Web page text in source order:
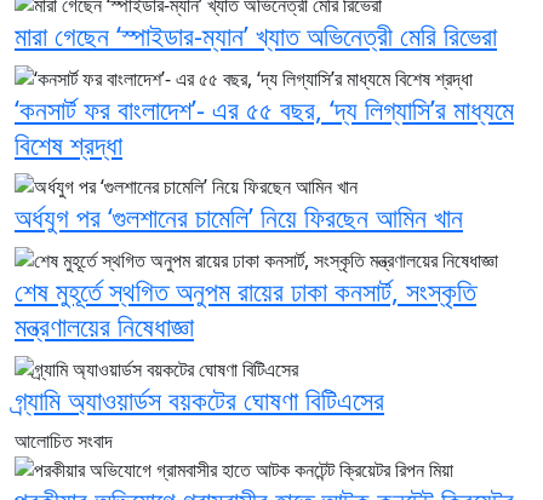
মারা গেছেন ‘স্পাইডার-ম্যান’ খ্যাত অভিনেত্রী মেরি রিভেরা
‘কনসার্ট ফর বাংলাদেশ’- এর ৫৫ বছর, ‘দ্য লিগ্যাসি’র মাধ্যমে
বিশেষ শ্রদ্ধা
অর্ধযুগ পর ‘গুলশানের চামেলি’ নিয়ে ফিরছেন আমিন খান
শেষ মুহূর্তে স্থগিত অনুপম রায়ের ঢাকা কনসার্ট, সংস্কৃতি
মন্ত্রণালয়ের নিষেধাজ্ঞা
গ্র্যামি অ্যাওয়ার্ডস বয়কটের ঘোষণা বিটিএসের
আলোচিত সংবাদ